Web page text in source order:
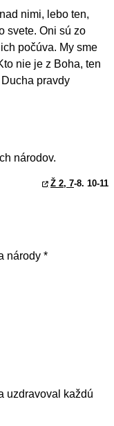
nimi, lebo ten,
svete. Oni sú zo
počúva. My sme
nie je z Boha, ten
pravdy
národov.
Ž 2, 7-8. 10-11
národy *
uzdravoval každú